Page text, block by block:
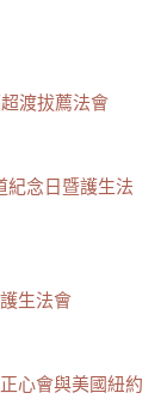
渡拔薦法會
紀念日暨護生法
生法會
心會與美國紐約